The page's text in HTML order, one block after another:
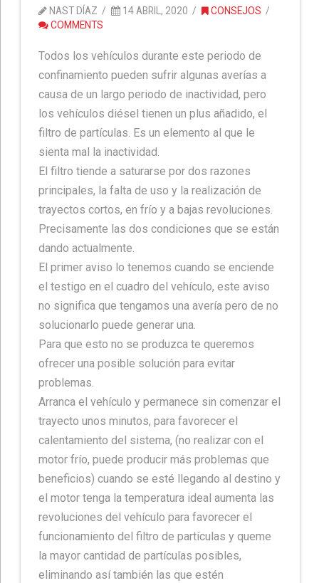
NAST DÍAZ 14 ABRIL, 2020
CONSEJOS
COMMENTS
Todos los vehículos durante este periodo de
confinamiento pueden sufrir algunas averías a
causa de un largo periodo de inactividad, pero
los vehículos diésel tienen un plus añadido, el
filtro de partículas. Es un elemento al que le
sienta mal la inactividad.
El filtro tiende a saturarse por dos razones
principales, la falta de uso y la realización de
trayectos cortos, en frío y a bajas revoluciones.
Precisamente las dos condiciones que se están
dando actualmente.
El primer aviso lo tenemos cuando se enciende
el testigo en el cuadro del vehículo, este aviso
no significa que tengamos una avería pero de no
solucionarlo puede generar una.
Para que esto no se produzca te queremos
ofrecer una posible solución para evitar
problemas.
Arranca el vehículo y permanece sin comenzar el
trayecto unos minutos, para favorecer el
calentamiento del sistema, (no realizar con el
motor frío, puede producir más problemas que
beneficios) cuando se esté llegando al destino y
el motor tenga la temperatura ideal aumenta las
revoluciones del vehículo para favorecer el
funcionamiento del filtro de partículas y queme
la mayor cantidad de partículas posibles,
eliminando así también las que estén